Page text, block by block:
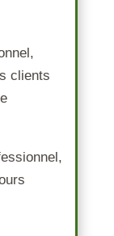
clients